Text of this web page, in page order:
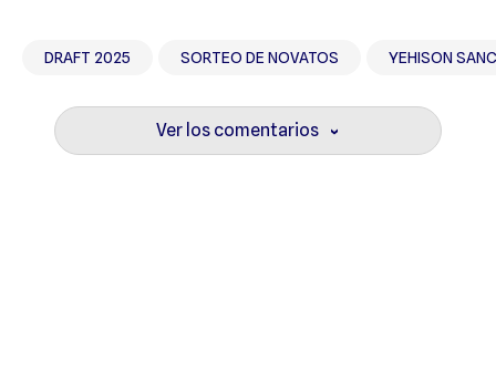
DRAFT 2025 SORTEO DE NOVATOS YEHISON
Ver los comentarios ›